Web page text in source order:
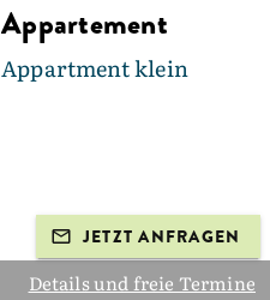
Appartement
Appartment klein
JETZT ANFRAGEN
Details und freie Termine